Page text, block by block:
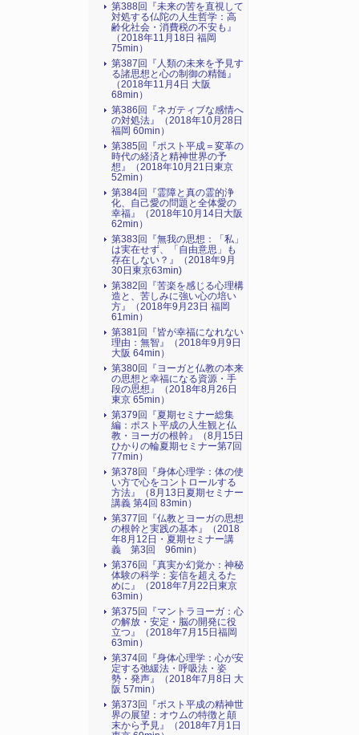
第388回『未来の苦を直視して
対処する仏陀の人生哲学：高
齢化社会・消費税の不安も』
（2018年11月18日 福岡
75min）
第387回『人類の未来を予見す
る諸思想と心の制御の精髄』
（2018年11月4日 大阪
68min）
第386回『ネガティブな感情へ
の対処法』（2018年10月28日
福岡 60min）
第385回『ポスト平成＝変革の
時代の経済と精神世界の予
想』（2018年10月21日東京
52min）
第384回『霊障と真の霊的浄
化、自己愛の問題と全体愛の
幸福』（2018年10月14日大阪
62min）
第383回『無我の思想：「私」
は実在せず、「自由意思」も
存在しない？』（2018年9月
30日東京63min)
第382回『苦楽を感じる心理構
造と、苦しみに強い心の培い
方』（2018年9月23日 福岡
61min）
第381回『皆が幸福になれない
理由：無智』（2018年9月9日
大阪 64min）
第380回『ヨーガと仏教の本来
の思想と幸福になる資源・手
段の思想』（2018年8月26日
東京 65min）
第379回『夏期セミナー総集
編：ポスト平成の人生観と仏
教・ヨーガの根幹』（8月15日
ひかりの輪夏期セミナー第7回
77min）
第378回『身体心理学：体の使
い方で心をコントロールする
方法』（8月13日夏期セミナー
講義 第4回 83min）
第377回『仏教とヨーガの思想
の根幹と実践の基本』（2018
年8月12日・夏期セミナー講
義 第3回 96min）
第376回『真実か幻覚か：神秘
体験の科学：妄信を超えるた
めに』（2018年7月22日東京
63min）
第375回『マントラヨーガ：心
の解放・安定・脳の開発に役
立つ』（2018年7月15日福岡
63min）
第374回『身体心理学：心が安
定する弛緩法・呼吸法・姿
勢・発声』（2018年7月8日 大
阪 57min）
第373回『ポスト平成の精神世
界の展望：オウムの特徴と顛
末から予見』（2018年7月1日